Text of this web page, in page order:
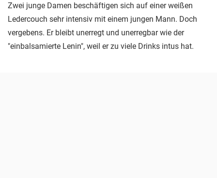
Zwei junge Damen beschäftigen sich auf einer weißen
Ledercouch sehr intensiv mit einem jungen Mann. Doch
vergebens. Er bleibt unerregt und unerregbar wie der
"einbalsamierte Lenin", weil er zu viele Drinks intus hat.